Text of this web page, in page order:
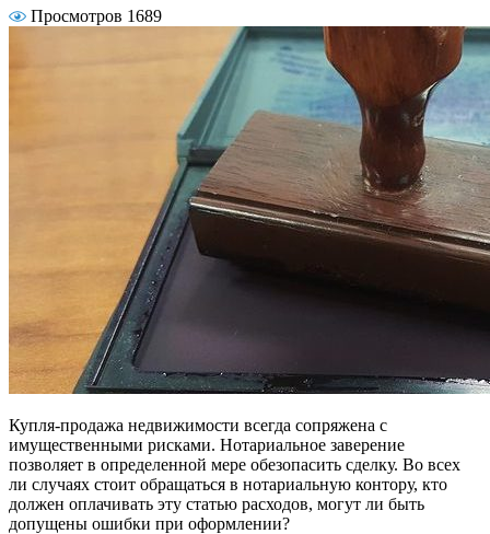
Просмотров 1689
Купля-продажа недвижимости всегда сопряжена с
имущественными рисками. Нотариальное заверение
позволяет в определенной мере обезопасить сделку. Во всех
ли случаях стоит обращаться в нотариальную контору, кто
должен оплачивать эту статью расходов, могут ли быть
допущены ошибки при оформлении?